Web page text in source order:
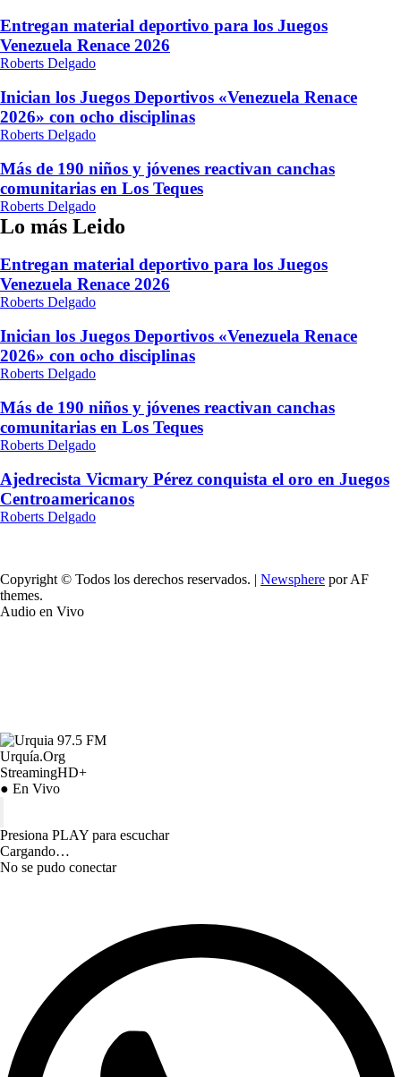
Entregan material deportivo para los Juegos
Venezuela Renace 2026
Roberts Delgado
Inician los Juegos Deportivos «Venezuela Renace
2026» con ocho disciplinas
Roberts Delgado
Más de 190 niños y jóvenes reactivan canchas
comunitarias en Los Teques
Roberts Delgado
Lo más Leido
Entregan material deportivo para los Juegos
Venezuela Renace 2026
Roberts Delgado
Inician los Juegos Deportivos «Venezuela Renace
2026» con ocho disciplinas
Roberts Delgado
Más de 190 niños y jóvenes reactivan canchas
comunitarias en Los Teques
Roberts Delgado
Ajedrecista Vicmary Pérez conquista el oro en Juegos
Centroamericanos
Roberts Delgado
Copyright © Todos los derechos reservados. | Newsphere por AF
themes.
Audio en Vivo
Urquía.Org
StreamingHD+
● En Vivo
Presiona PLAY para escuchar
Cargando…
No se pudo conectar